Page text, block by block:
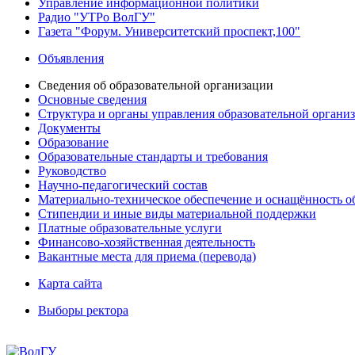
Управление информационной политики
Радио "УТРо ВолГУ"
Газета "Форум. Университетский проспект,100"
Объявления
Сведения об образовательной организации
Основные сведения
Структура и органы управления образовательной
Документы
Образование
Образовательные стандарты и требования
Руководство
Научно-педагогический состав
Материально-техническое обеспечение и оснащённость
Стипендии и иные виды материальной поддержки
Платные образовательные услуги
Финансово-хозяйственная деятельность
Вакантные места для приема (перевода)
Карта сайта
Выборы ректора